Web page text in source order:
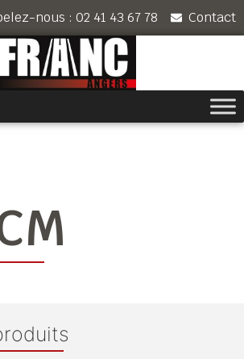
nous : 02 41 43 67 78 Contact